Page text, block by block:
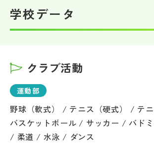
学校データ
クラブ活動
運動部
野球（軟式） / テニス（硬式） / テ
バスケットボール / サッカー / バド
/ 柔道 / 水泳 / ダンス